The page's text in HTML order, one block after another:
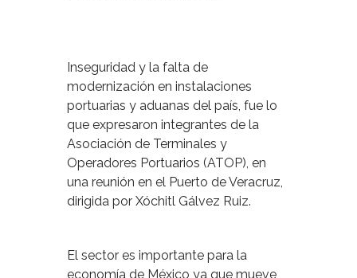
Inseguridad y la falta de
modernización en instalaciones
portuarias y aduanas del país, fue lo
que expresaron integrantes de la
Asociación de Terminales y
Operadores Portuarios (ATOP), en
una reunión en el Puerto de Veracruz,
dirigida por Xóchitl Gálvez Ruiz.
El sector es importante para la
economía de México ya que mueve